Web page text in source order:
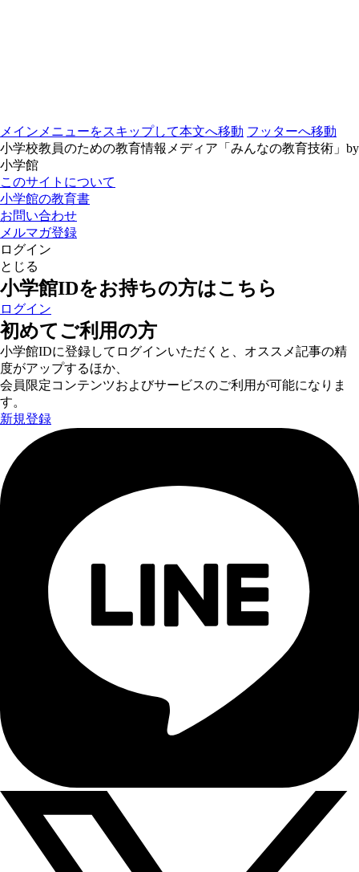
メインメニューをスキップして本文へ移動 フッターへ移動
小学校教員のための教育情報メディア「みんなの教育技術」by
小学館
このサイトについて
小学館の教育書
お問い合わせ
メルマガ登録
ログイン
とじる
小学館IDをお持ちの方はこちら
ログイン
初めてご利用の方
小学館IDに登録してログインいただくと、オススメ記事の精
度がアップするほか、
会員限定コンテンツおよびサービスのご利用が可能になりま
す。
新規登録